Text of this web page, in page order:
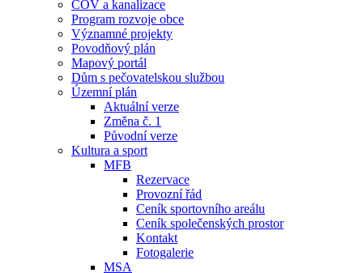
ČOV a kanalizace
Program rozvoje obce
Významné projekty
Povodňový plán
Mapový portál
Dům s pečovatelskou službou
Územní plán
Aktuální verze
Změna č. 1
Původní verze
Kultura a sport
MFB
Rezervace
Provozní řád
Ceník sportovního areálu
Ceník společenských prostor
Kontakt
Fotogalerie
MSA